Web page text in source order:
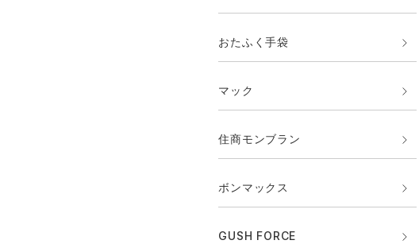
おたふく手袋
マック
住商モンブラン
ボンマックス
GUSH FORCE